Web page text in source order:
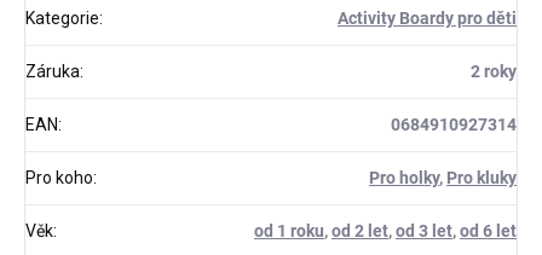
Kategorie: Activity Boardy pro děti
Záruka: 2 roky
EAN: 0684910927314
Pro koho: Pro holky, Pro kluky
Věk: od 1 roku,od 2 let,od 3 let,od 6 let